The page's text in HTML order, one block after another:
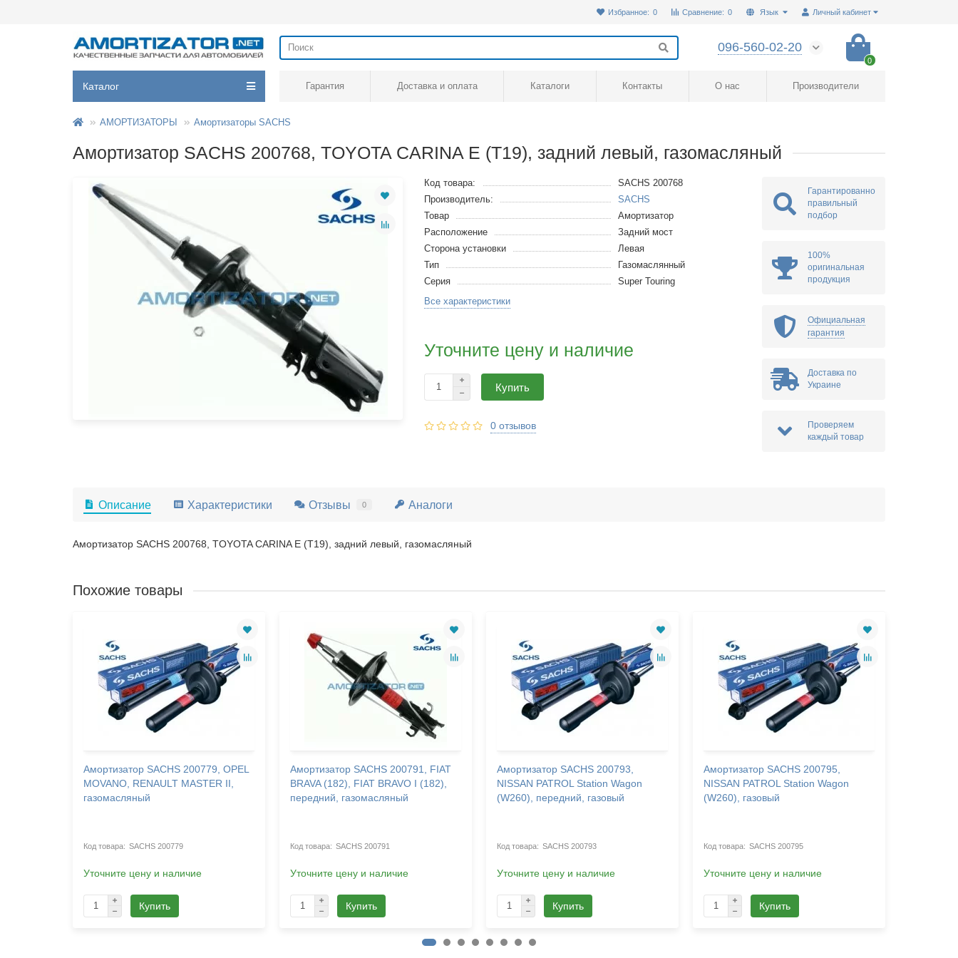
Личный кабинет
Язык
Сравнение: 0
Избранное: 0
096-560-02-20
0
Каталог Гарантия Доставка и оплата Каталоги Контакты О нас Производители
АМОРТИЗАТОРЫ Амортизаторы SACHS
Амортизатор SACHS 200768, TOYOTA CARINA E (T19), задний левый, газомасляный
Код товара:
SACHS 200768
Производитель:
SACHS
Товар
Амортизатор
Расположение
Задний мост
Сторона установки
Левая
Тип
Газомаслянный
Серия
Super Touring
Все характеристики
Уточните цену и наличие
Купить
0 отзывов
Гарантированно
правильный
подбор
100%
оригинальная
продукция
Официальная
гарантия
Доставка по
Украине
Проверяем
каждый товар
Описание Характеристики Отзывы 0 Аналоги
Амортизатор SACHS 200768, TOYOTA CARINA E (T19), задний левый, газомасляный
Похожие товары
Амортизатор SACHS 200779, OPEL
MOVANO, RENAULT MASTER II,
газомасляный
SACHS 200779
Уточните цену и наличие
Купить
Амортизатор SACHS 200791, FIAT
BRAVA (182), FIAT BRAVO I (182),
передний, газомасляный
SACHS 200791
Уточните цену и наличие
Купить
Амортизатор SACHS 200793,
NISSAN PATROL Station Wagon
(W260), передний, газовый
SACHS 200793
Уточните цену и наличие
Купить
Амортизатор SACHS 200795,
NISSAN PATROL Station Wagon
(W260), газовый
SACHS 200795
Уточните цену и наличие
Купить